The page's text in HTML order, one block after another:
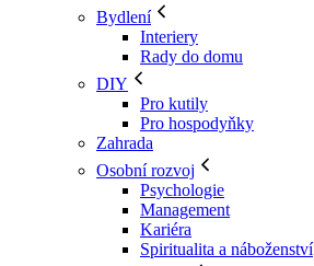
Bydlení
Interiery
Rady do domu
DIY
Pro kutily
Pro hospodyňky
Zahrada
Osobní rozvoj
Psychologie
Management
Kariéra
Spiritualita a náboženství